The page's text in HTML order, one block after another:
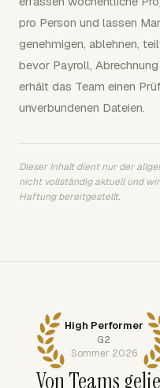
pro Person und lassen
genehmigen, ablehnen,
bevor Payroll,
erhält das Team einen
unverbundenen Dateien.
Dieser Inhalt dient nur der
nicht vollständig aktuell und
Haftung bereitgestellt.
High Performer
G2
Sommer 2026
Von Teams